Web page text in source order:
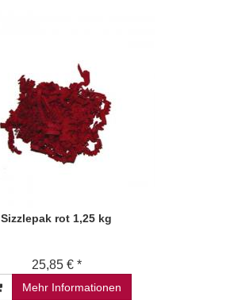
Sizzlepak rot 1,25 kg
25,85 € *
Mehr Informationen